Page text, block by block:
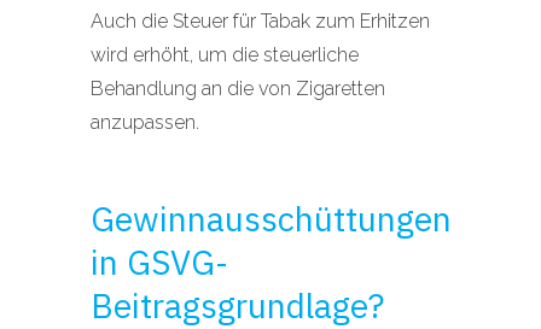
Auch die Steuer für Tabak zum Erhitzen
wird erhöht, um die steuerliche
Behandlung an die von Zigaretten
anzupassen.
Gewinnausschüttungen
in GSVG-
Beitragsgrundlage?